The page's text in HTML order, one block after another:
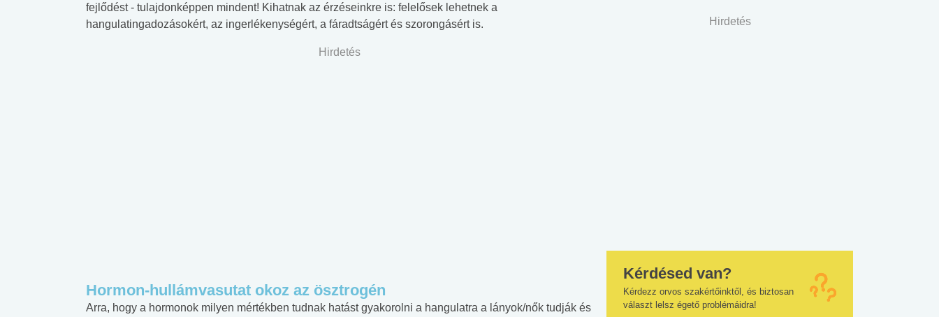
fejlődést - tulajdonképpen mindent! Kihatnak az érzéseinkre is: felelősek lehetnek a
hangulatingadozásokért, az ingerlékenységért, a fáradtságért és szorongásért is.
Hirdetés
Hormon-hullámvasutat okoz az ösztrogén
Arra, hogy a hormonok milyen mértékben tudnak hatást gyakorolni a hangulatra a lányok/nők tudják és
Hirdetés
Kérdésed van?
Kérdezz orvos szakértőinktől, és biztosan
választ lelsz égető problémáidra!